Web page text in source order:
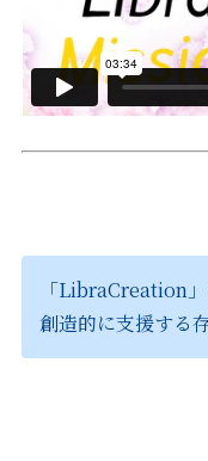
「LibraCreation
創造的に支援する存